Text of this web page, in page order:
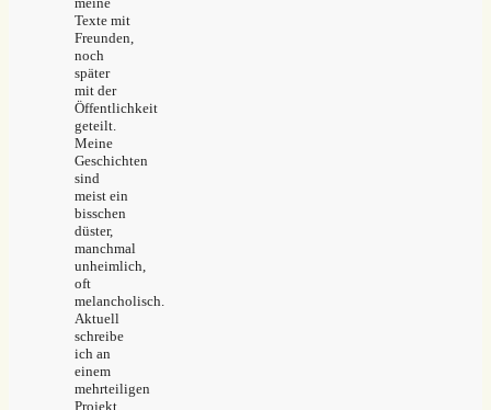
Texte mit
Freunden,
noch
später
mit der
Öffentlichkeit
geteilt.
Meine
Geschichten
sind
meist ein
bisschen
düster,
manchmal
unheimlich,
oft
melancholisch.
Aktuell
schreibe
ich an
einem
mehrteiligen
Projekt,